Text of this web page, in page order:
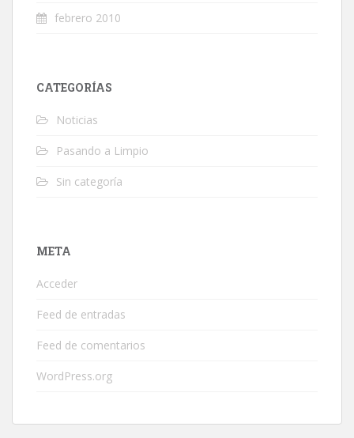
febrero 2010
CATEGORÍAS
Noticias
Pasando a Limpio
Sin categoría
META
Acceder
Feed de entradas
Feed de comentarios
WordPress.org